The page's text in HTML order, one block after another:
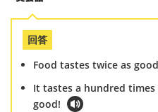
回答
Food tastes twice as
It tastes a hundred
good!